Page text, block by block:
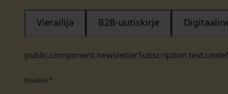
Vierailija B2B-uutiskirje
Etunimi *